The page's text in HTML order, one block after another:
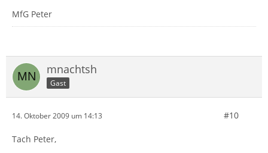
MfG Peter
mnachtsh
Gast
14. Oktober 2009 um 14:13 #10
Tach Peter,